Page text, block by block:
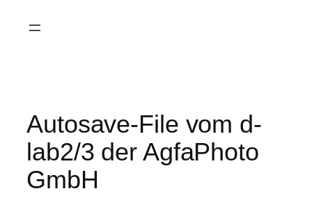
Autosave-File vom d-
lab2/3 der AgfaPhoto
GmbH